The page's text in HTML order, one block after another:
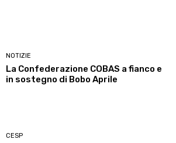
NOTIZIE
La Confederazione COBAS a fianco e
in sostegno di Bobo Aprile
CESP